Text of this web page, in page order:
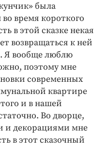
была
время короткого
в этой сказке некая
возвращаться к ней
Я вообще люблю
поэтому мне
современных
квартире
и в нашей
Во дворце,
и декорациями мне
в этот сказочный